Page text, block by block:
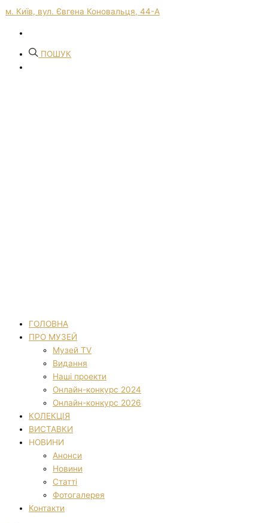
м. Київ, вул. Євгена Коновальця, 44-А
ПОШУК
ГОЛОВНА
ПРО МУЗЕЙ
Музей TV
Видання
Наші проекти
Онлайн-конкурс 2024
Онлайн-конкурс 2026
КОЛЕКЦІЯ
ВИСТАВКИ
НОВИНИ
Анонси
Новини
Статті
Фотогалерея
Контакти